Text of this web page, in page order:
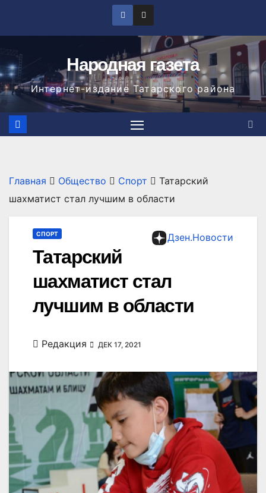
Народная газета
Интернет-издание Татарского района
Главная Общество Спорт
Татарский
шахматист стал лучшим в области
Дзен.Новости
СПОРТ
Татарский
шахматист стал
лучшим в области
Редакция ДЕК 17, 2021